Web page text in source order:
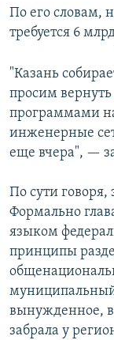
По его словам,
требуется 6
"Казань
просим
программами
инженерные
еще вчера", —
По сути говоря,
Формально
языком
принципы
вынужденное,
забрала у